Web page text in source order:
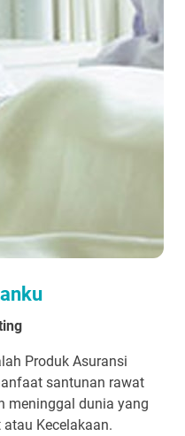
Produk Asuransi
santunan rawat
meninggal dunia yang
Kecelakaan.